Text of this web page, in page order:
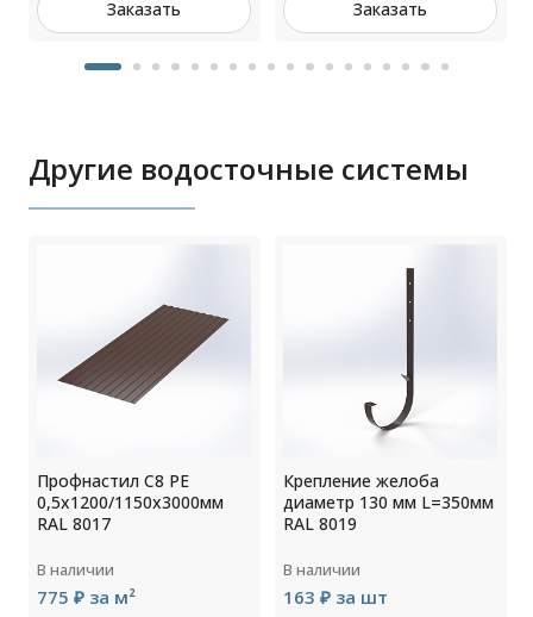
Заказать Заказать
Другие водосточные системы
Профнастил С8 РЕ
0,5х1200/1150х3000мм
RAL 8017
В наличии
775 ₽ за м²
Крепление желоба
диаметр 130 мм L=350мм
RAL 8019
В наличии
163 ₽ за шт